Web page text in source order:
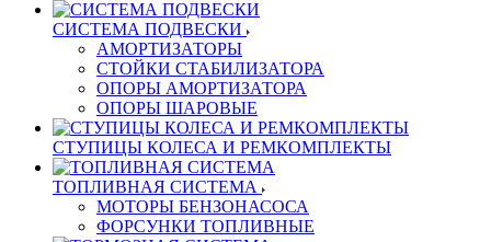
СИСТЕМА ПОДВЕСКИ
АМОРТИЗАТОРЫ
СТОЙКИ СТАБИЛИЗАТОРА
ОПОРЫ АМОРТИЗАТОРА
ОПОРЫ ШАРОВЫЕ
СТУПИЦЫ КОЛЕСА И РЕМКОМПЛЕКТЫ
ТОПЛИВНАЯ СИСТЕМА
МОТОРЫ БЕНЗОНАСОСА
ФОРСУНКИ ТОПЛИВНЫЕ